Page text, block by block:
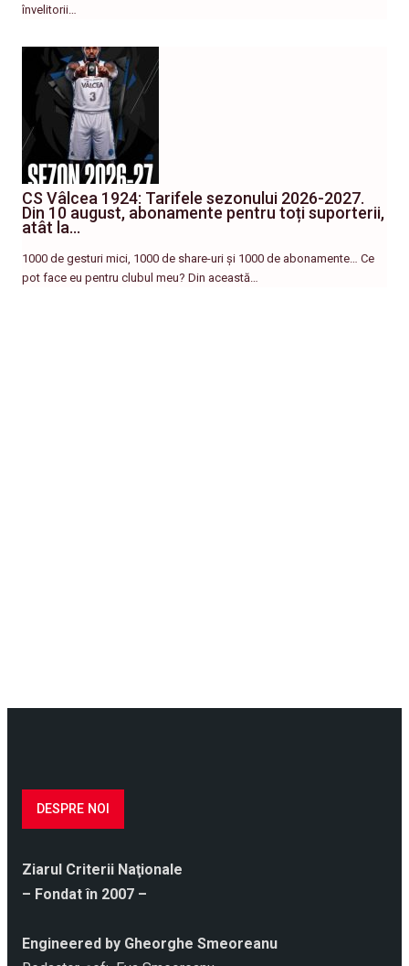
învelitorii…
CS Vâlcea 1924: Tarifele sezonului 2026-2027.
Din 10 august, abonamente pentru toți suporterii,
atât la…
1000 de gesturi mici, 1000 de share-uri și 1000 de abonamente… Ce
pot face eu pentru clubul meu? Din această…
DESPRE NOI
Ziarul Criterii Naţionale
– Fondat în 2007 –
Engineered by Gheorghe Smeoreanu